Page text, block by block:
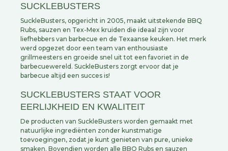
SUCKLEBUSTERS
SuckleBusters, opgericht in 2005, maakt uitstekende BBQ
Rubs, sauzen en Tex-Mex kruiden die ideaal zijn voor
liefhebbers van barbecue en de Texaanse keuken. Het merk
werd opgezet door een team van enthousiaste
grillmeesters en groeide snel uit tot een favoriet in de
barbecuewereld. SuckleBusters zorgt ervoor dat je
barbecue altijd een succes is!
SUCKLEBUSTERS STAAT VOOR
EERLIJKHEID EN KWALITEIT
De producten van SuckleBusters worden gemaakt met
natuurlijke ingrediënten zonder kunstmatige
toevoegingen, zodat je kunt genieten van pure, unieke
smaken. Bovendien worden alle BBQ Rubs en sauzen